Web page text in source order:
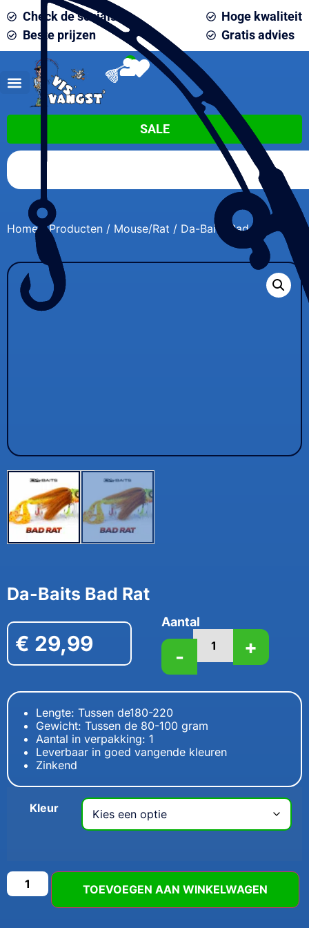
Check de socials
Beste prijzen
Hoge kwaliteit
Gratis advies
0
SALE
Home/Producten / Mouse/Rat / Da-Baits Bad Rat
Da-Baits Bad Rat
€ 29,99
Aantal
- +
Lengte: Tussen de180-220
Gewicht: Tussen de 80-100 gram
Aantal in verpakking: 1
Leverbaar in goed vangende kleuren
Zinkend
Kleur
TOEVOEGEN AAN WINKELWAGEN